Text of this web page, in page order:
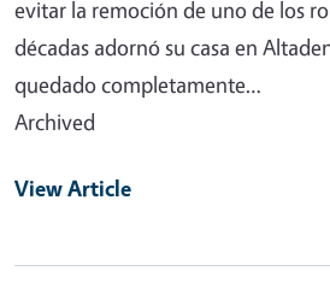
evitar la remoción de uno de los
décadas adornó su casa en
quedado completamente…
Archived
View Article